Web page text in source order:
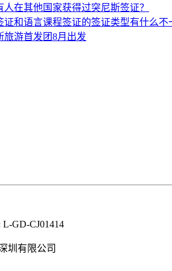
人在其他国家获得过突尼斯签证？
证和语言课程签证的签证类型有什么不
旅游首发团8月出发
GD-CJ01414
圳有限公司